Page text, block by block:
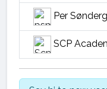
Per
SCP